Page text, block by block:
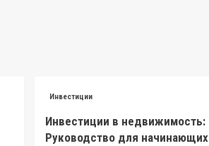
Инвестиции
Инвестиции в недвижимость:
Руководство для начинающих